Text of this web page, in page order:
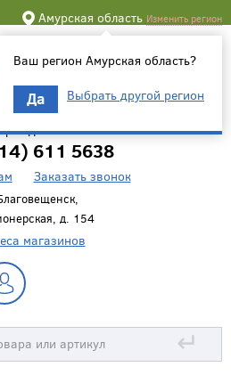
Амурская область Изменить регион
Ваш регион Амурская область?
Да Выбрать другой регион
для связи
611 5638
Заказать звонок
д. 154
магазинов
↵